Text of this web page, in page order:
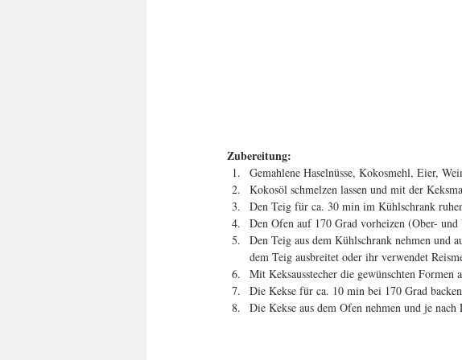
Zubereitung:
Gemahlene Haselnüsse, Kokosmehl, Eier,
Kokosöl schmelzen lassen und mit der
Den Teig für ca. 30 min im Kühlschrank
Den Ofen auf 170 Grad vorheizen (Ober- und
Den Teig aus dem Kühlschrank nehmen und
dem Teig ausbreitet oder ihr verwendet
Mit Keksausstecher die gewünschten Formen
Die Kekse für ca. 10 min bei 170 Grad backen
Die Kekse aus dem Ofen nehmen und je